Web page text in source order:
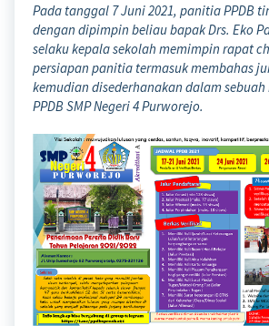
Pada tanggal 7 Juni 2021, panitia PPDB
dengan dipimpin beliau bapak Drs. Eko
selaku kepala sekolah memimpin rapat
persiapan panitia termasuk membahas
kemudian disederhanakan dalam
PPDB SMP Negeri 4 Purworejo.